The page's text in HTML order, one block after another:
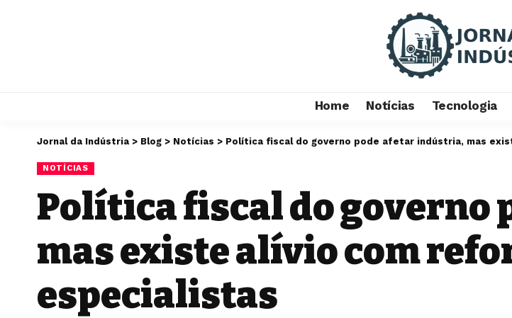
Home Notícias Tecnologia
Jornal da Indústria > Blog > Notícias > Política fiscal do governo pode afetar indústria, mas
NOTÍCIAS
Política fiscal do
mas existe alívio com
especialistas